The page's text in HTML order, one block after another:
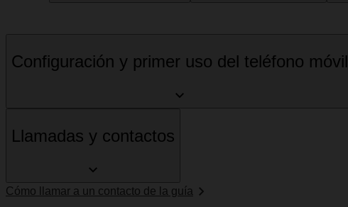
Configuración y primer uso del teléfono móvil
Llamadas y contactos
Cómo llamar a un contacto de la guía